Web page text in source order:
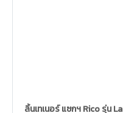
ลิ้นเทเนอร์ แซกฯ Rico รุ่น La